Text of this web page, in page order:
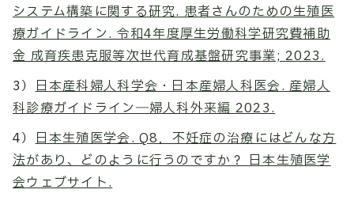
システム構築に関する研究. 患者さんのための生殖医
療ガイドライン. 令和4年度厚生労働科学研究費補助
金 成育疾患克服等次世代育成基盤研究事業; 2023.
3）日本産科婦人科学会・日本産婦人科医会. 産婦人
科診療ガイドライン―婦人科外来編 2023.
4）日本生殖医学会. Q8．不妊症の治療にはどんな方
法があり、どのように行うのですか？ 日本生殖医学
会ウェブサイト.